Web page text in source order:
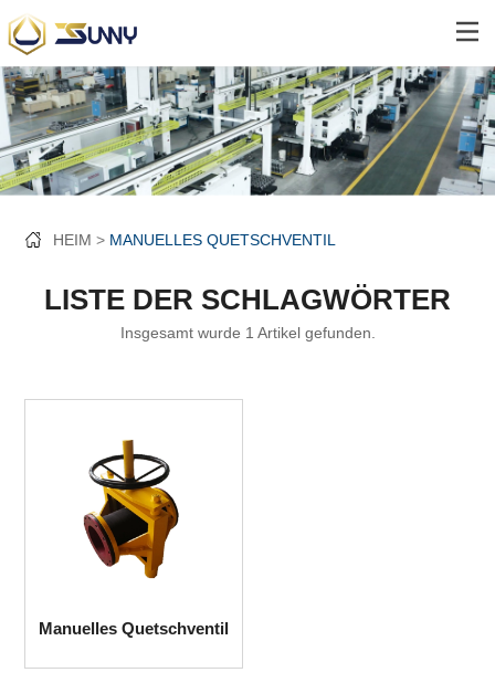
HEIM MANUELLES QUETSCHVENTIL
LISTE DER SCHLAGWÖRTER
Insgesamt wurde 1 Artikel gefunden.
Manuelles Quetschventil